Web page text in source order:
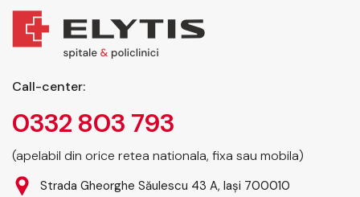
Call-center:
0332 803 793
(apelabil din orice retea nationala, fixa sau mobila)
Strada Gheorghe Săulescu 43 A, Iași 700010